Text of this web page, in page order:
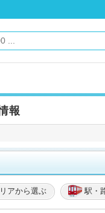
報
アから選ぶ 駅・